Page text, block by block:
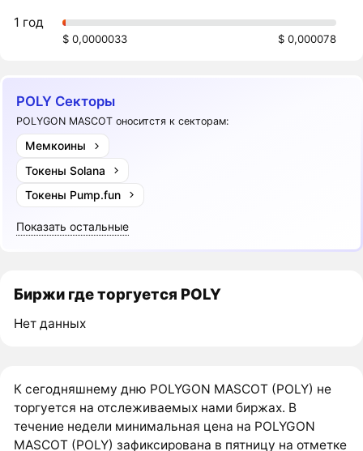
1 год
$ 0,0000033 $ 0,000078
POLY Секторы
POLYGON MASCOT оноситстя к секторам:
Мемкоины
Токены Solana
Токены Pump.fun
Показать остальные
Биржи где торгуется POLY
Нет данных
К сегодняшнему дню POLYGON MASCOT (POLY) не
торгуется на отслеживаемых нами биржах. В
течение недели минимальная цена на POLYGON
MASCOT (POLY) зафиксирована в пятницу на отметке